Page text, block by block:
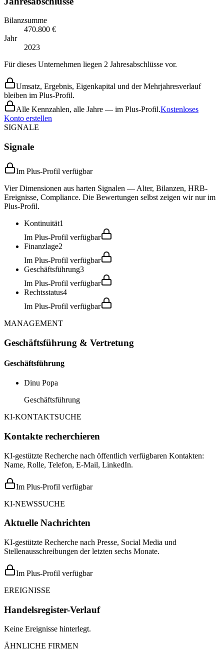
Bilanzsumme
470.800 €
Jahr
2023
Für dieses Unternehmen liegen 2 Jahresabschlüsse vor.
Umsatz, Ergebnis, Eigenkapital und der Mehrjahresverlauf
bleiben im Plus-Profil.
Alle Kennzahlen, alle Jahre — im Plus-Profil.Kostenloses
Konto erstellen
SIGNALE
Signale
Im Plus-Profil verfügbar
Vier Dimensionen aus harten Signalen — Alter, Bilanzen, HRB-
Ereignisse, Compliance. Die Bewertungen selbst zeigen wir nur im
Plus-Profil.
Kontinuität1
Im Plus-Profil verfügbar
Finanzlage2
Im Plus-Profil verfügbar
Geschäftsführung3
Im Plus-Profil verfügbar
Rechtsstatus4
Im Plus-Profil verfügbar
MANAGEMENT
Geschäftsführung & Vertretung
Geschäftsführung
Dinu Popa
Geschäftsführung
KI-KONTAKTSUCHE
Kontakte recherchieren
KI-gestützte Recherche nach öffentlich verfügbaren Kontakten:
Name, Rolle, Telefon, E-Mail, LinkedIn.
Im Plus-Profil verfügbar
KI-NEWSSUCHE
Aktuelle Nachrichten
KI-gestützte Recherche nach Presse, Social Media und
Stellenausschreibungen der letzten sechs Monate.
Im Plus-Profil verfügbar
EREIGNISSE
Handelsregister-Verlauf
Keine Ereignisse hinterlegt.
ÄHNLICHE FIRMEN